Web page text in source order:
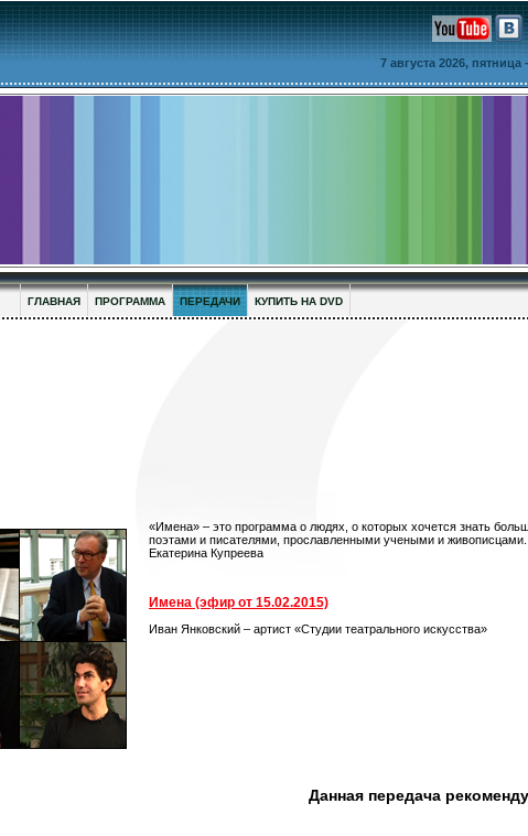
7 августа 2026, пятница
ГЛАВНАЯ ПРОГРАММА ПЕРЕДАЧИ КУПИТЬ НА DVD
«Имена» – это программа о людях, о которых хочется знать
поэтами и писателями, прославленными учеными и
Екатерина Купреева
Имена (эфир от 15.02.2015)
Иван Янковский – артист «Студии театрального искусства»
Данная передача